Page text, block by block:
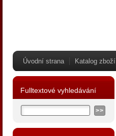
Úvodní strana Katalog zboží
Fulltextové vyhledávání